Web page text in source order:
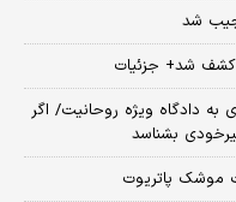
شد
به دادگاه ویژه روحانیت/ اگر
بشناسد
موشک پاتریوت